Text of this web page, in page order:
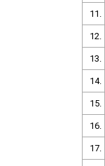
11.
12.
13.
14.
15.
16.
17.